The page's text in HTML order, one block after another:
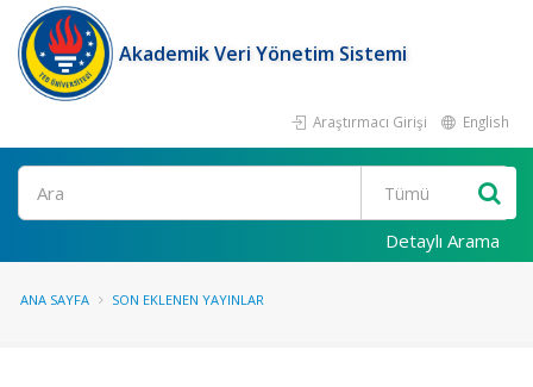
Akademik Veri Yönetim Sistemi
Araştırmacı Girişi English
Ara
Detaylı Arama
ANA SAYFA SON EKLENEN YAYINLAR